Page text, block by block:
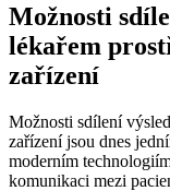
Možnosti
lékařem
zařízení
Možnosti sdílení
zařízení jsou dnes
moderním
komunikaci mezi